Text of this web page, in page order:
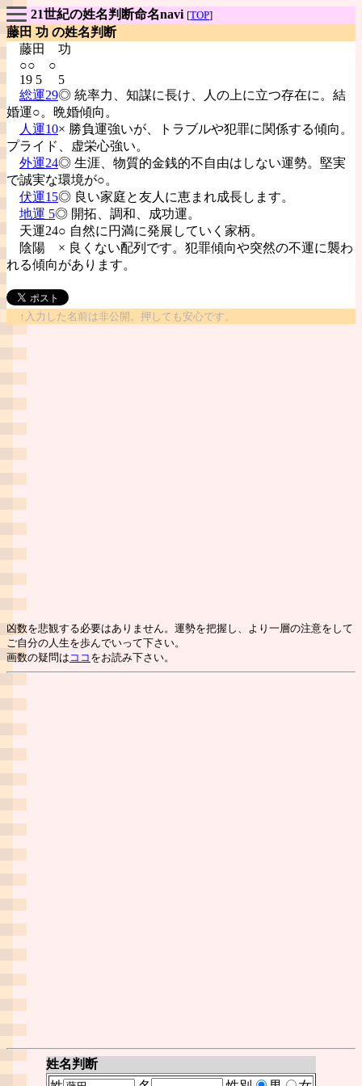
21世紀の姓名判断命名navi [TOP]
藤田 功 の姓名判断
藤田 功
○○ ○
19 5 5
総運29◎ 統率力、知謀に長け、人の上に立つ存在に。結
婚運○。晩婚傾向。
人運10× 勝負運強いが、トラブルや犯罪に関係する傾向。
プライド、虚栄心強い。
外運24◎ 生涯、物質的金銭的不自由はしない運勢。堅実
で誠実な環境が○。
伏運15◎ 良い家庭と友人に恵まれ成長します。
地運 5◎ 開拓、調和、成功運。
天運24○ 自然に円満に発展していく家柄。
陰陽 × 良くない配列です。犯罪傾向や突然の不運に襲わ
れる傾向があります。
↑入力した名前は非公開。押しても安心です。
凶数を悲観する必要はありません。運勢を把握し、より一層の注意をして
ご自分の人生を歩んでいって下さい。
画数の疑問は ココ をお読み下さい。
姓名判断